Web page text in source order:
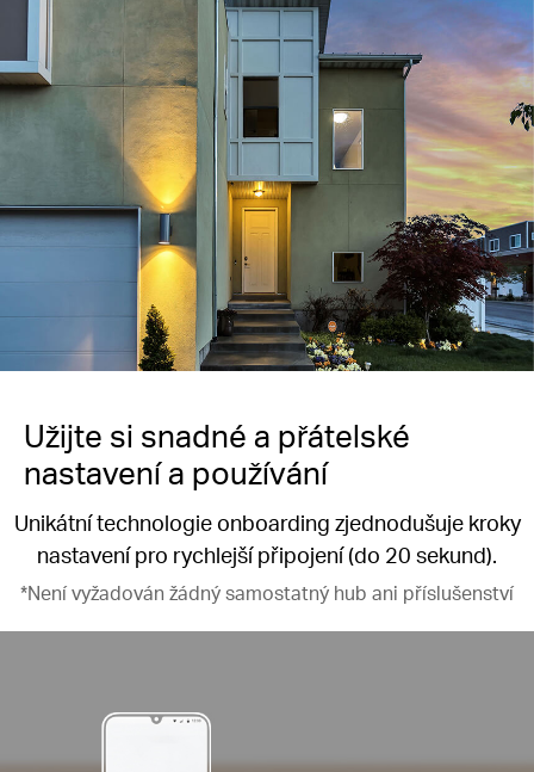
Užijte si snadné a přátelské
nastavení a používání
Unikátní technologie onboarding zjednodušuje kroky
nastavení pro rychlejší připojení (do 20 sekund).
*Není vyžadován žádný samostatný hub ani příslušenství